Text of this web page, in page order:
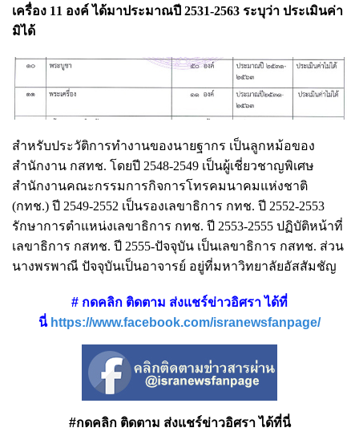
เครื่อง 11 องค์ ได้มาประมาณปี 2531-2563 ระบุว่า ประเมินค่า
มิได้
สำหรับประวัติการทำงานของนายฐากร เป็นลูกหม้อของ
สำนักงาน กสทช. โดยปี 2548-2549 เป็นผู้เชี่ยวชาญพิเศษ
สำนักงานคณะกรรมการกิจการโทรคมนาคมแห่งชาติ
(กทช.) ปี 2549-2552 เป็นรองเลขาธิการ กทช. ปี 2552-2553
รักษาการตำแหน่งเลขาธิการ กทช. ปี 2553-2555 ปฏิบัติหน้าที่
เลขาธิการ กสทช. ปี 2555-ปัจจุบัน เป็นเลขาธิการ กสทช. ส่วน
นางพรพาณี ปัจจุบันเป็นอาจารย์ อยู่ที่มหาวิทยาลัยอัสสัมชัญ
# กดคลิก ติดตาม ส่งแชร์ข่าวอิศรา ได้ที่
นี่ https://www.facebook.com/isranewsfanpage/
#กดคลิก ติดตาม ส่งแชร์ข่าวอิศรา ได้ที่นี่